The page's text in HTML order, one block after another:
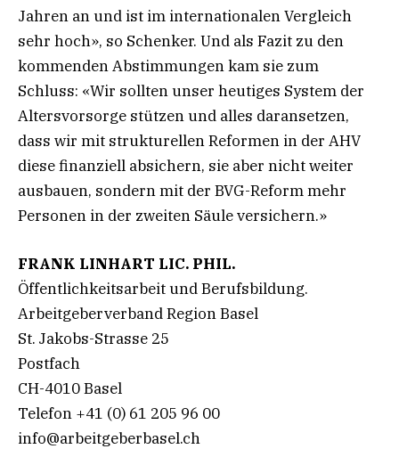
Jahren an und ist im internationalen Vergleich
sehr hoch», so Schenker. Und als Fazit zu den
kommenden Abstimmungen kam sie zum
Schluss: «Wir sollten unser heutiges System der
Altersvorsorge stützen und alles daransetzen,
dass wir mit strukturellen Reformen in der AHV
diese finanziell absichern, sie aber nicht weiter
ausbauen, sondern mit der BVG-Reform mehr
Personen in der zweiten Säule versichern.»
FRANK LINHART LIC. PHIL.
Öffentlichkeitsarbeit und Berufsbildung.
Arbeitgeberverband Region Basel
St. Jakobs-Strasse 25
Postfach
CH-4010 Basel
Telefon +41 (0) 61 205 96 00
info@arbeitgeberbasel.ch